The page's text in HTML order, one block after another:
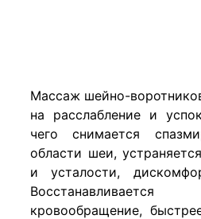
Массаж шейно-
на расслабление и
чего снимается
области шеи,
и усталости,
кровообращение,